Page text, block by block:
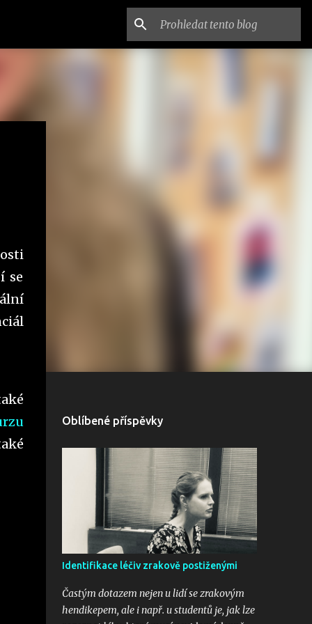
se
Oblíbené příspěvky
Identifikace léčiv zrakově postiženými
Častým dotazem nejen u lidí se zrakovým
hendikepem, ale i např. u studentů je, jak lze